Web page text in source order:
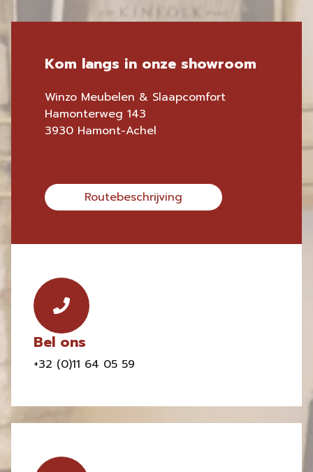
Kom langs in onze showroom
Winzo Meubelen & Slaapcomfort
Hamonterweg 143
3930 Hamont-Achel
Routebeschrijving
Bel ons
+32 (0)11 64 05 59